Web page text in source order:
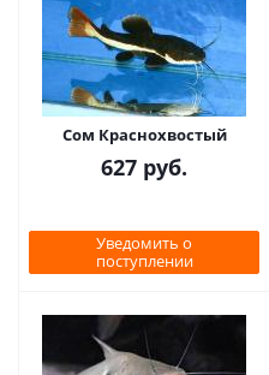
Сом Краснохвостый
627 руб.
Уведомить о
поступлении